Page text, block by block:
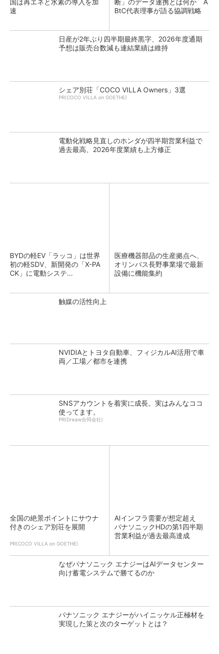
国は再エネと水素の導入を加
速
断」のデータ連携とは何か A
BtC代表理事が語る協調戦略
日産が2年ぶり四半期最終黒字、2026年度通期
予想は販売台数減も連結業績は維持
シェア別荘「COCO VILLA Owners」3選
PR(COCO VILLA on GOETHE)
電動化戦略見直しのホンダが四半期営業利益で
過去最高、2026年度業績も上方修正
BYDの軽EV「ラッコ」は世界
初の軽SDV、新開発の「X-PA
CK」に電動システ...
医療機器部品の生産拠点へ、
オリンパス長野事業場で最新
設備に機能集約
触媒の活性向上
NVIDIAとトヨタ自動車、フィジカルAI活用で車
両／工場／都市を連携
SNSアカウントを着実に成長。実はみんなココ
使ってます。
PR(Dreaw合同会社)
全国の絶景ポイントにサウナ
付きのシェア別荘を展開
PR(COCO VILLA on GOETHE)
AIインフラ需要が想定超え
パナソニックHDの第1四半期
営業利益が過去最高達成
なぜパナソニック エナジーはAIデータセンター
向け蓄電システムで勝てるのか
パナソニック エナジーがハイニッケル正極材を
実現した策と次のターゲットとは？